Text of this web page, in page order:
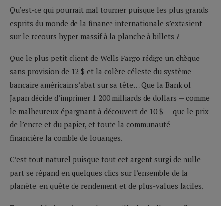
Qu’est-ce qui pourrait mal tourner puisque les plus grands
esprits du monde de la finance internationale s’extasient
sur le recours hyper massif à la planche à billets ?
Que le plus petit client de Wells Fargo rédige un chèque
sans provision de 12 $ et la colère céleste du système
bancaire américain s’abat sur sa tête… Que la Bank of
Japan décide d’imprimer 1 200 milliards de dollars — comme
le malheureux épargnant à découvert de 10 $ — que le prix
de l’encre et du papier, et toute la communauté
financière la comble de louanges.
C’est tout naturel puisque tout cet argent surgi de nulle
part se répand en quelques clics sur l’ensemble de la
planète, en quête de rendement et de plus-values faciles.